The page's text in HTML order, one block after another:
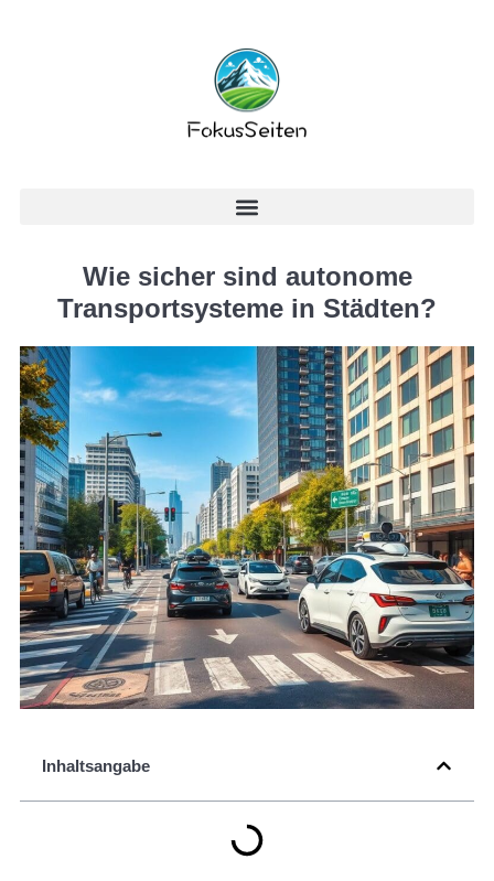
Wie sicher sind autonome
Transportsysteme in Städten?
Inhaltsangabe